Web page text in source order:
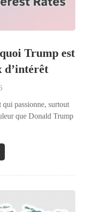
Trump est
d’intérêt
passionne, surtout
que Donald Trump